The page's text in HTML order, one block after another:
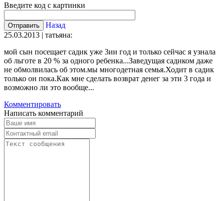
Введите код с картинки
Назад
25.03.2013 | татьяна:
мой сын посещает садик уже 3ии год и только сейчас я узнала
об льготе в 20 % за одного ребенка...Заведущая садиком даже
не обмолвилась об этом.мы многодетная семья.Ходит в садик
только он пока.Как мне сделать возврат денег за эти 3 года и
возможно ли это вообще...
Комментировать
Написать комментарий